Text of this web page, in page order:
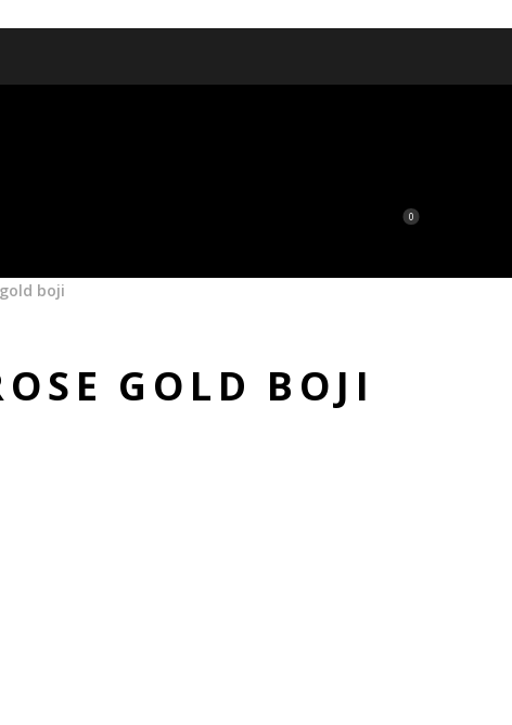
0
GOLD BOJI
boji